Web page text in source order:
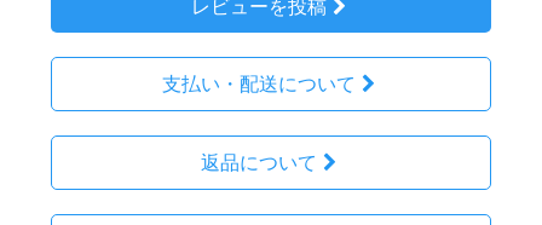
レビューを投稿
支払い・配送について
返品について